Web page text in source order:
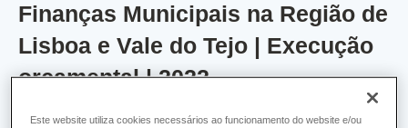
Finanças Municipais na Região de
Lisboa e Vale do Tejo | Execução
orçamental | 2022
Este website utiliza cookies necessários ao funcionamento do website e/ou